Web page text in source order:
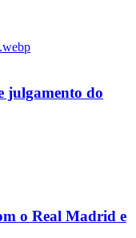
julgamento do
o Real Madrid e